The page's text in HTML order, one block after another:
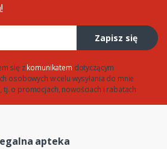
Zapisz się
się zkomunikatem dotyczącym
osobowych w celu wysyłania do mnie
o promocjach, nowościach i rabatach
apteka